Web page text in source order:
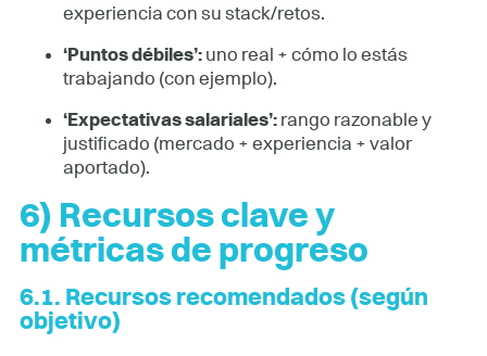
experiencia con su stack/retos.
‘Puntos débiles’: uno real + cómo lo estás
trabajando (con ejemplo).
‘Expectativas salariales’: rango razonable y
justificado (mercado + experiencia + valor
aportado).
6) Recursos clave y
métricas de progreso
6.1. Recursos recomendados (según
objetivo)